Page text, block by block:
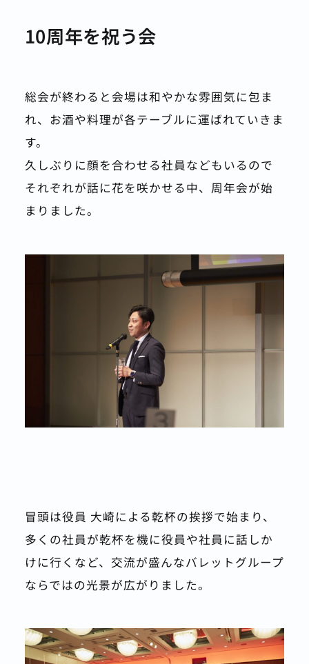
10周年を祝う会
総会が終わると会場は和やかな雰囲気に包ま
れ、お酒や料理が各テーブルに運ばれていきま
す。
久しぶりに顔を合わせる社員などもいるので
それぞれが話に花を咲かせる中、周年会が始
まりました。
冒頭は役員 大崎による乾杯の挨拶で始まり、
多くの社員が乾杯を機に役員や社員に話しか
けに行くなど、交流が盛んなバレットグループ
ならではの光景が広がりました。